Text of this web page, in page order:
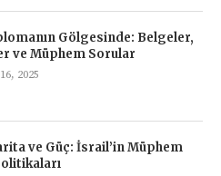
Gölgesinde: Belgeler,
ve Müphem Sorular
2025
ve Güç: İsrail’in Müphem